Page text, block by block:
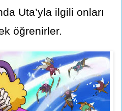
Uta’yla ilgili onları
öğrenirler.